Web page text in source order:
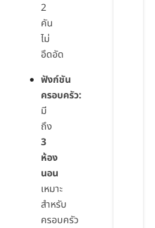
2
คัน
ไม่
อึดอัด
ฟังก์ชัน
ครอบครัว:
มี
ถึง
3
ห้อง
นอน
เหมาะ
สำหรับ
ครอบครัว